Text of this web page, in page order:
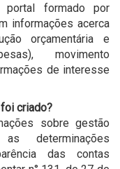
formado por
informações acerca
orçamentária e
movimento
de interesse
criado?
sobre gestão
determinações
das contas